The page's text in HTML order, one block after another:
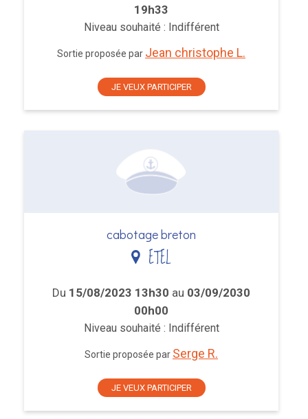
19h33
Niveau souhaité : Indifférent
Sortie proposée par Jean christophe L.
JE VEUX PARTICIPER
cabotage breton
ETEL
Du 15/08/2023 13h30 au 03/09/2030
00h00
Niveau souhaité : Indifférent
Sortie proposée par Serge R.
JE VEUX PARTICIPER